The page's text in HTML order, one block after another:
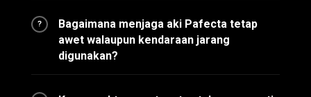
?
Bagaimana menjaga aki Pafecta tetap
awet walaupun kendaraan jarang
digunakan?